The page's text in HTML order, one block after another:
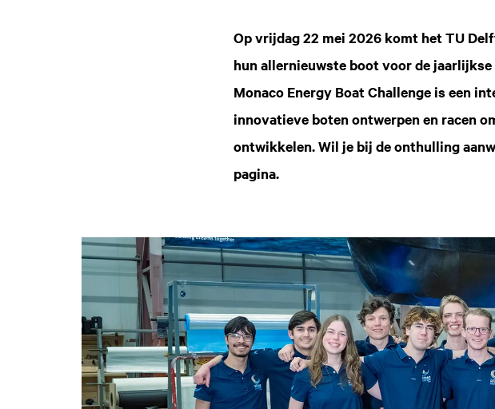
Op vrijdag 22 mei 2026 komt het TU
hun allernieuwste boot voor de
Monaco Energy Boat Challenge is een
innovatieve boten ontwerpen en racen
ontwikkelen. Wil je bij de onthulling
pagina.